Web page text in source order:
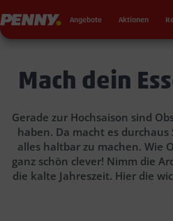
Penny Angebote Aktionen
Mach dein
Gerade zur Hochsaison sind
haben. Da macht es
alles haltbar zu machen. Wie
ganz schön clever! Nimm die
die kalte Jahreszeit. Hier die